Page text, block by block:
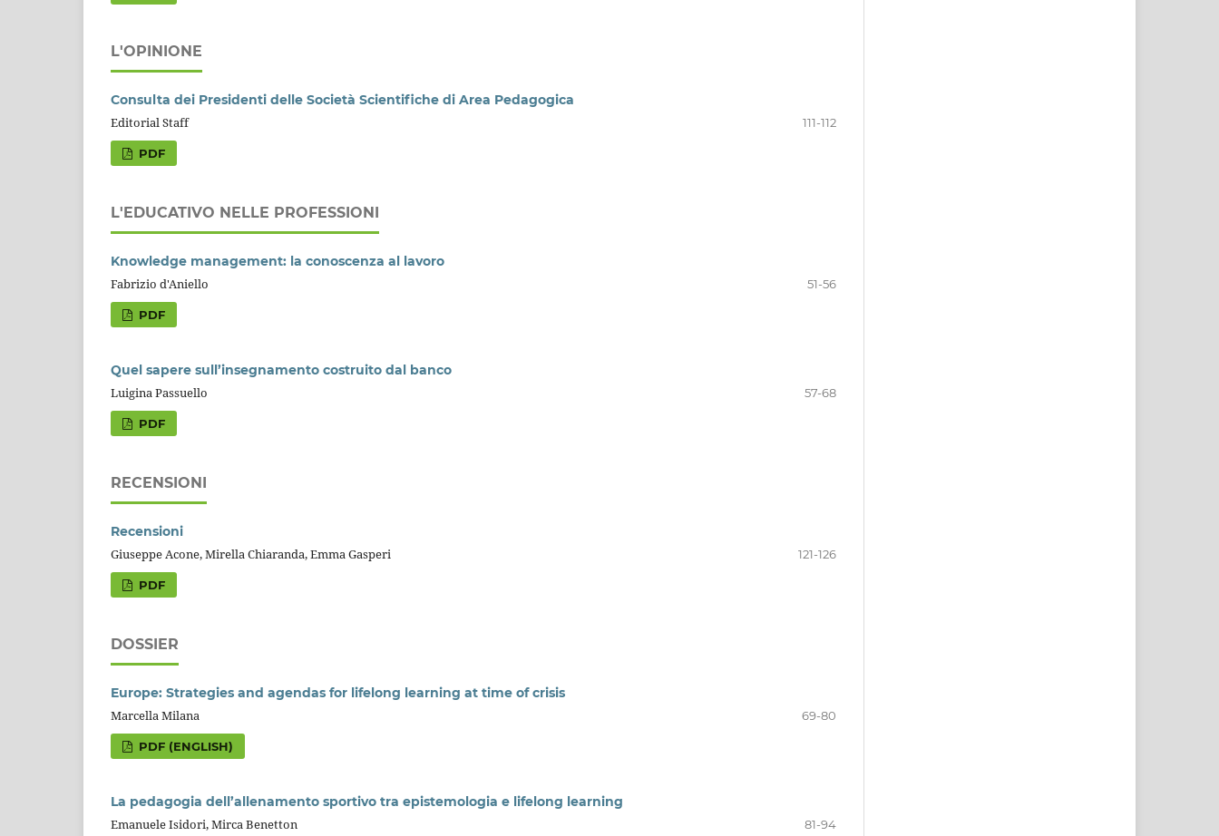
L'OPINIONE
Consulta dei Presidenti delle Società Scientifiche di Area Pedagogica
Editorial Staff
111-112
PDF
L'EDUCATIVO NELLE PROFESSIONI
Knowledge management: la conoscenza al lavoro
Fabrizio d'Aniello
51-56
PDF
Quel sapere sull’insegnamento costruito dal banco
Luigina Passuello
57-68
PDF
RECENSIONI
Recensioni
Giuseppe Acone, Mirella Chiaranda, Emma Gasperi
121-126
PDF
DOSSIER
Europe: Strategies and agendas for lifelong learning at time of crisis
Marcella Milana
69-80
PDF (ENGLISH)
La pedagogia dell’allenamento sportivo tra epistemologia e lifelong learning
Emanuele Isidori, Mirca Benetton
81-94